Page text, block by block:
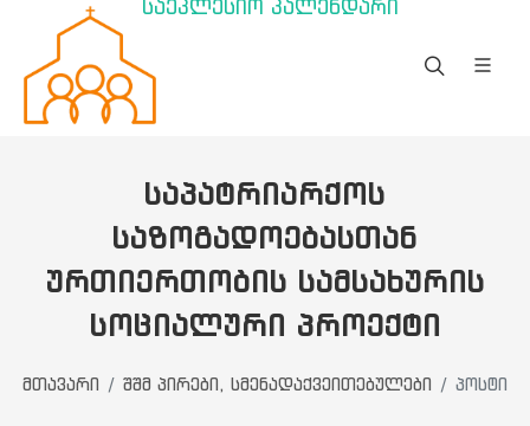
საეკლესიო კალენდარი
ᲡᲐᲞᲐᲢᲠᲘᲐᲠᲥᲝᲡ
ᲡᲐᲖᲝᲒᲐᲓᲝᲔᲑᲐᲡᲗᲐᲜ
ᲣᲠᲗᲘᲔᲠᲗᲝᲑᲘᲡ ᲡᲐᲛᲡᲐᲮᲣᲠᲘᲡ
ᲡᲝᲪᲘᲐᲚᲣᲠᲘ ᲞᲠᲝᲔᲥᲢᲘ
მთავარი შშმ პირები, სმენადაქვეითებულები პოსტი